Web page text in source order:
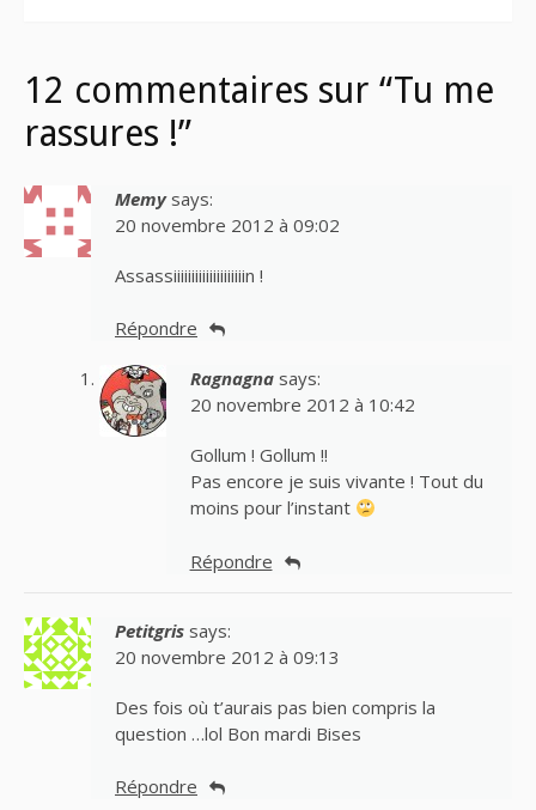
12 commentaires sur “Tu me
rassures !”
Memy says:
20 novembre 2012 à 09:02
Assassiiiiiiiiiiiiiiiiiiiin !
Répondre
Ragnagna says:
20 novembre 2012 à 10:42
Gollum ! Gollum !!
Pas encore je suis vivante ! Tout du
moins pour l’instant
Répondre
Petitgris says:
20 novembre 2012 à 09:13
Des fois où t’aurais pas bien compris la
question …lol Bon mardi Bises
Répondre